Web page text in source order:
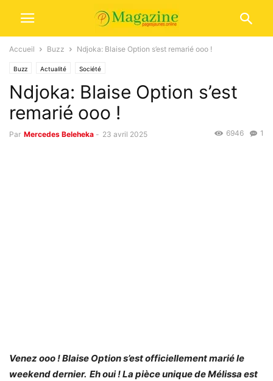
Accueil Buzz Ndjoka: Blaise Option s’est remarié ooo !
Buzz Actualité Société
Ndjoka: Blaise Option s’est
remarié ooo !
Par Mercedes Beleheka - 23 avril 2025 1
6946
Venez ooo ! Blaise Option s’est officiellement marié le
weekend dernier. Eh oui ! La pièce unique de Mélissa est